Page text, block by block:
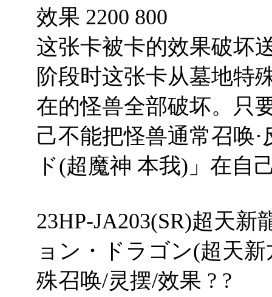
效果 2200 800
这张卡被卡的效果破坏
阶段时这张卡从墓地特
在的怪兽全部破坏。只
己不能把怪兽通常召唤
ド(超魔神 本我)」在自
23HP-JA203(SR)超天
ョン・ドラゴン(超天
殊召唤/灵摆/效果 ? ?